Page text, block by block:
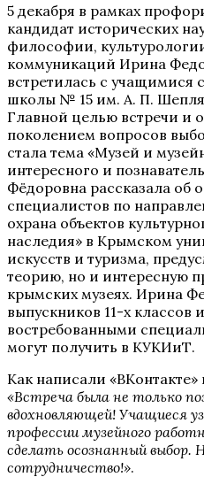
5 декабря в рамках
кандидат исторических
философии,
коммуникаций Ирина
встретилась с учащимися
школы № 15 им. А. П.
Главной целью встречи и
поколением вопросов
стала тема «Музей и
интересного и
Фёдоровна рассказала об
специалистов по
охрана объектов
наследия» в Крымском
искусств и туризма,
теорию, но и интересную
крымских музеях. Ирина
выпускников 11-х классов
востребованными
могут получить в КУКИиТ.
Как написали
«Встреча была не только
вдохновляющей! Учащиеся
профессии музейного
сделать осознанный выбор.
сотрудничество!».